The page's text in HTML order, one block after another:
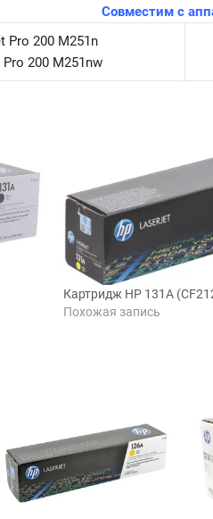
Совместим с
Pro 200 M251n
200 M251nw
Картридж HP 131A
Похожая запись